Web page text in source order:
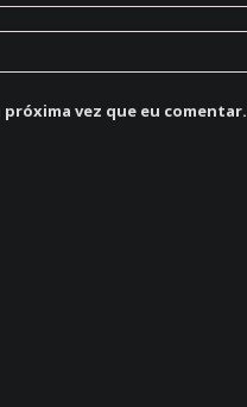
vez que eu comentar.